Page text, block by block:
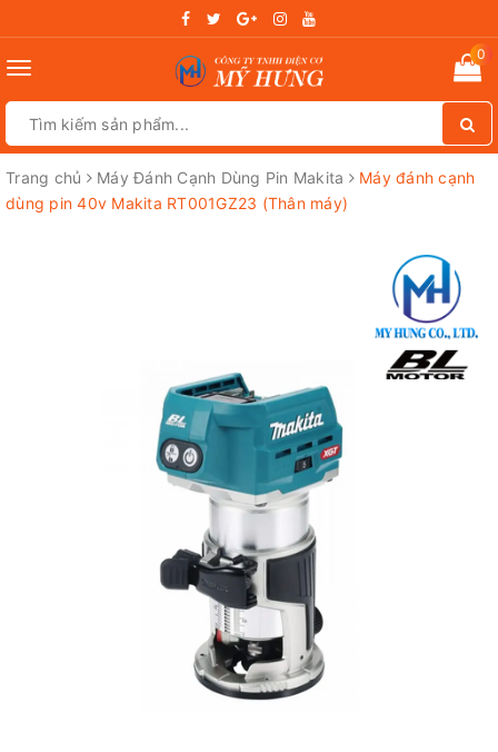
Toggle
0
Trang chủ Máy Đánh Cạnh Dùng Pin Makita
Máy đánh cạnh
dùng pin 40v Makita RT001GZ23 (Thân máy)